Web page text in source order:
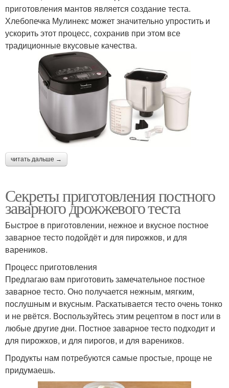
приготовления мантов является создание теста.
Хлебопечка Мулинекс может значительно упростить и
ускорить этот процесс, сохранив при этом все
традиционные вкусовые качества.
читать дальше →
Секреты приготовления постного
заварного дрожжевого теста
Быстрое в приготовлении, нежное и вкусное постное
заварное тесто подойдёт и для пирожков, и для
вареников.
Процесс приготовления
Предлагаю вам приготовить замечательное постное
заварное тесто. Оно получается нежным, мягким,
послушным и вкусным. Раскатывается тесто очень тонко
и не рвётся. Воспользуйтесь этим рецептом в пост или в
любые другие дни. Постное заварное тесто подходит и
для пирожков, и для пирогов, и для вареников.
Продукты нам потребуются самые простые, проще не
придумаешь.